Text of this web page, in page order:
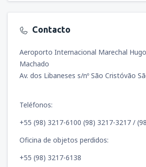
Contacto
Aeroporto Internacional Marechal
Machado
Av. dos Libaneses s/nº São Cristóvão
Teléfonos:
+55 (98) 3217-6100 (98) 3217-3217 /
Oficina de objetos perdidos:
+55 (98) 3217-6138